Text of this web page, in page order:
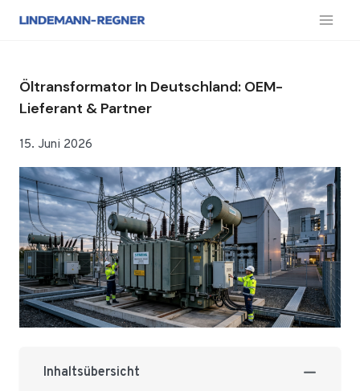
Inhalt
Öltransformator In Deutschland: OEM-
Lieferant & Partner
15. Juni 2026
Inhaltsübersicht